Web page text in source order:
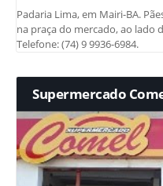
Padaria Lima, em Mairi-BA.
na praça do mercado, ao lado
Telefone: (74) 9 9936-6984.
Supermercado